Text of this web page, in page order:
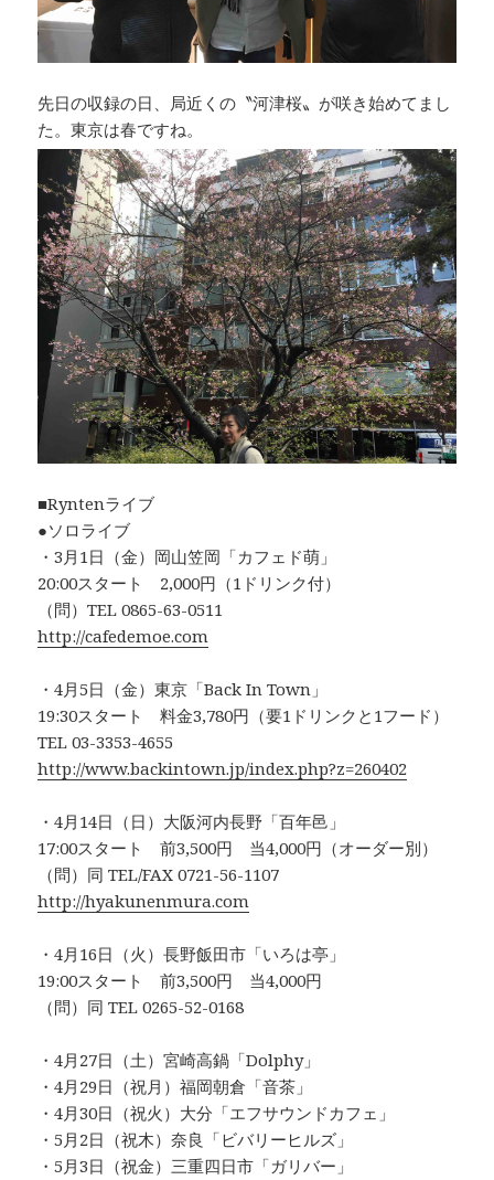
先日の収録の日、局近くの〝河津桜〟が咲き始めてまし
た。東京は春ですね。
■Ryntenライブ
●ソロライブ
・3月1日（金）岡山笠岡「カフェド萌」
20:00スタート 2,000円（1ドリンク付）
（問）TEL 0865-63-0511
http://cafedemoe.com
・4月5日（金）東京「Back In Town」
19:30スタート 料金3,780円（要1ドリンクと1フード）
TEL 03-3353-4655
http://www.backintown.jp/index.php?z=260402
・4月14日（日）大阪河内長野「百年邑」
17:00スタート 前3,500円 当4,000円（オーダー別）
（問）同 TEL/FAX 0721-56-1107
http://hyakunenmura.com
・4月16日（火）長野飯田市「いろは亭」
19:00スタート 前3,500円 当4,000円
（問）同 TEL 0265-52-0168
・4月27日（土）宮崎高鍋「Dolphy」
・4月29日（祝月）福岡朝倉「音茶」
・4月30日（祝火）大分「エフサウンドカフェ」
・5月2日（祝木）奈良「ビバリーヒルズ」
・5月3日（祝金）三重四日市「ガリバー」